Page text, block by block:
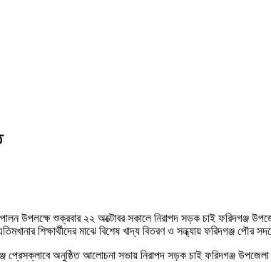
উপলক্ষে শুক্রবার ২২ অক্টোবর সকালে নিরাপদ সড়ক চাই ফরিদগঞ্জ
শিক্ষার্থীদের মাঝে বিশেষ খাদ্য বিতরণ ও সন্ধ্যায় ফরিদগঞ্জ পৌর
প্রেসক্লাবে অনুষ্ঠিত আলোচনা সভায় নিরাপদ সড়ক চাই ফরিদগঞ্জ